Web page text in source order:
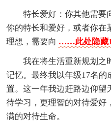
特长爱好：你其他需要
你的特长和爱好，或者你在
理想，需要向 ……此处隐藏
我在将生活重新规划之
记忆。最终我以年级17名的
置。这一年我边赶路边仰望
待学习，更理智的对待爱好
满的对待生命。